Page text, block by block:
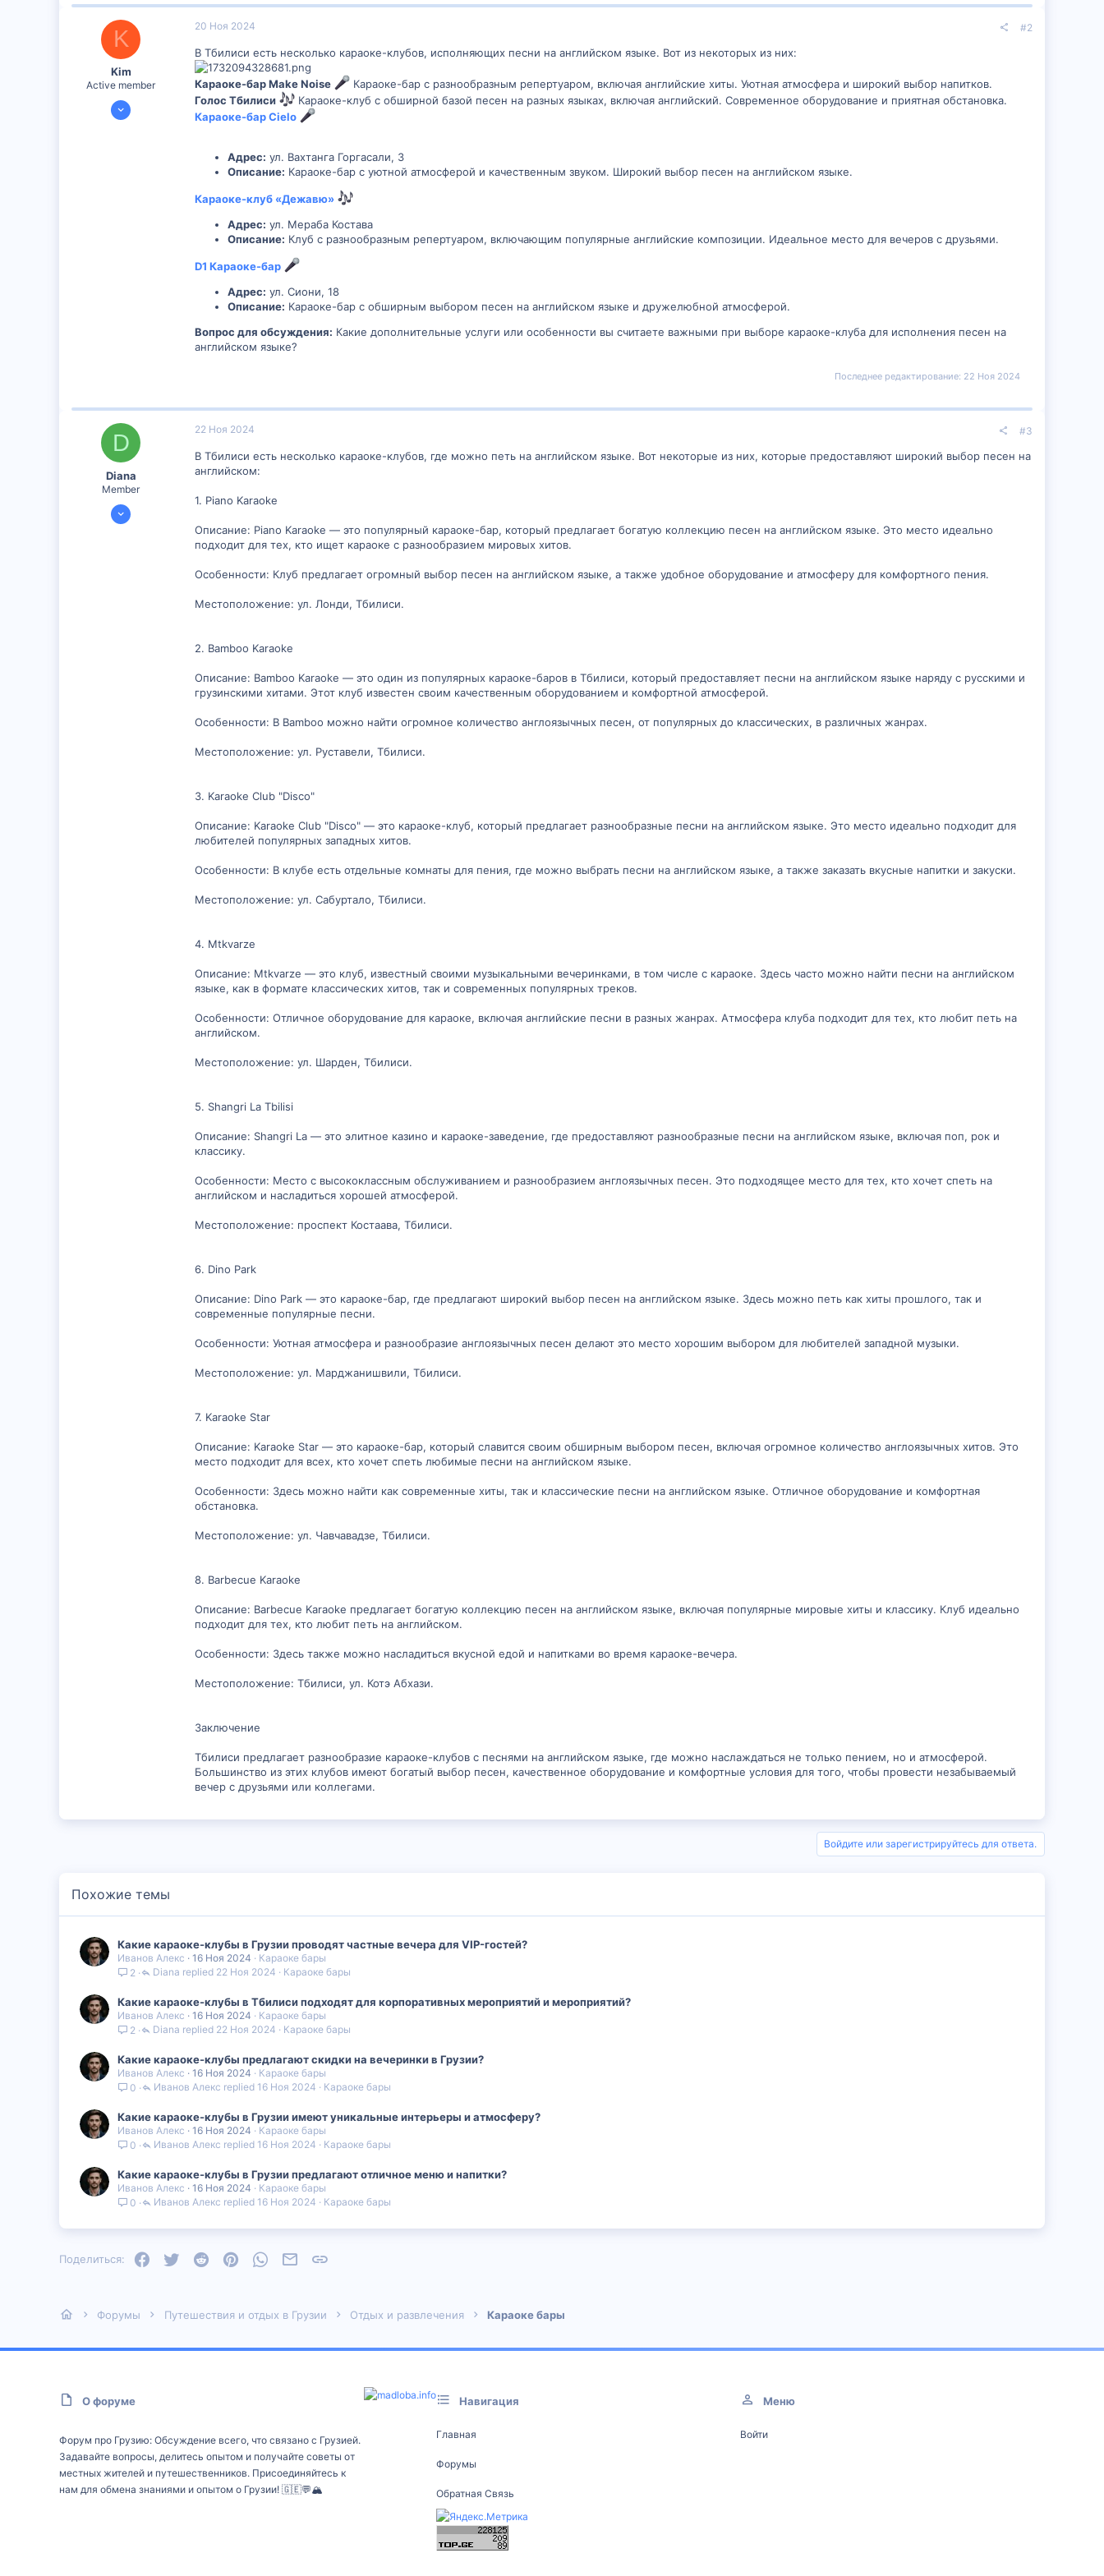
K
Kim
Active member
15 Ноя 2024
20 Ноя 2024 #2
В Тбилиси есть несколько караоке-клубов, исполняющих песни на английском языке. Вот из некоторых из них:
Караоке-бар Make Noise
Караоке-бар с разнообразным репертуаром, включая английские хиты. Уютная атмосфера и широкий выбор напитков.
Голос Тбилиси
Караоке-клуб с обширной базой песен на разных языках, включая английский. Современное оборудование и приятная обстановка.
Караоке-бар Cielo
Адрес: ул. Вахтанга Горгасали, 3
Описание: Караоке-бар с уютной атмосферой и качественным звуком. Широкий выбор песен на английском языке.
Караоке-клуб «Дежавю»
Адрес: ул. Мераба Костава
Описание: Клуб с разнообразным репертуаром, включающим популярные английские композиции. Идеальное место для вечеров с друзьями.
D1 Караоке-бар
Адрес: ул. Сиони, 18
Описание: Караоке-бар с обширным выбором песен на английском языке и дружелюбной атмосферой.
Вопрос для обсуждения: Какие дополнительные услуги или особенности вы считаете важными при выборе караоке-клуба для исполнения песен на
английском языке?
Последнее редактирование: 22 Ноя 2024
D
Diana
Member
19 Ноя 2024
22 Ноя 2024 #3
В Тбилиси есть несколько караоке-клубов, где можно петь на английском языке. Вот некоторые из них, которые предоставляют широкий выбор песен на
английском:
1. Piano Karaoke
Описание: Piano Karaoke — это популярный караоке-бар, который предлагает богатую коллекцию песен на английском языке. Это место идеально
подходит для тех, кто ищет караоке с разнообразием мировых хитов.
Особенности: Клуб предлагает огромный выбор песен на английском языке, а также удобное оборудование и атмосферу для комфортного пения.
Местоположение: ул. Лонди, Тбилиси.
2. Bamboo Karaoke
Описание: Bamboo Karaoke — это один из популярных караоке-баров в Тбилиси, который предоставляет песни на английском языке наряду с русскими и
грузинскими хитами. Этот клуб известен своим качественным оборудованием и комфортной атмосферой.
Особенности: В Bamboo можно найти огромное количество англоязычных песен, от популярных до классических, в различных жанрах.
Местоположение: ул. Руставели, Тбилиси.
3. Karaoke Club "Disco"
Описание: Karaoke Club "Disco" — это караоке-клуб, который предлагает разнообразные песни на английском языке. Это место идеально подходит для
любителей популярных западных хитов.
Особенности: В клубе есть отдельные комнаты для пения, где можно выбрать песни на английском языке, а также заказать вкусные напитки и закуски.
Местоположение: ул. Сабуртало, Тбилиси.
4. Mtkvarze
Описание: Mtkvarze — это клуб, известный своими музыкальными вечеринками, в том числе с караоке. Здесь часто можно найти песни на английском
языке, как в формате классических хитов, так и современных популярных треков.
Особенности: Отличное оборудование для караоке, включая английские песни в разных жанрах. Атмосфера клуба подходит для тех, кто любит петь на
английском.
Местоположение: ул. Шарден, Тбилиси.
5. Shangri La Tbilisi
Описание: Shangri La — это элитное казино и караоке-заведение, где предоставляют разнообразные песни на английском языке, включая поп, рок и
классику.
Особенности: Место с высококлассным обслуживанием и разнообразием англоязычных песен. Это подходящее место для тех, кто хочет спеть на
английском и насладиться хорошей атмосферой.
Местоположение: проспект Костаава, Тбилиси.
6. Dino Park
Описание: Dino Park — это караоке-бар, где предлагают широкий выбор песен на английском языке. Здесь можно петь как хиты прошлого, так и
современные популярные песни.
Особенности: Уютная атмосфера и разнообразие англоязычных песен делают это место хорошим выбором для любителей западной музыки.
Местоположение: ул. Марджанишвили, Тбилиси.
7. Karaoke Star
Описание: Karaoke Star — это караоке-бар, который славится своим обширным выбором песен, включая огромное количество англоязычных хитов. Это
место подходит для всех, кто хочет спеть любимые песни на английском языке.
Особенности: Здесь можно найти как современные хиты, так и классические песни на английском языке. Отличное оборудование и комфортная
обстановка.
Местоположение: ул. Чавчавадзе, Тбилиси.
8. Barbecue Karaoke
Описание: Barbecue Karaoke предлагает богатую коллекцию песен на английском языке, включая популярные мировые хиты и классику. Клуб идеально
подходит для тех, кто любит петь на английском.
Особенности: Здесь также можно насладиться вкусной едой и напитками во время караоке-вечера.
Местоположение: Тбилиси, ул. Котэ Абхази.
Заключение
Тбилиси предлагает разнообразие караоке-клубов с песнями на английском языке, где можно наслаждаться не только пением, но и атмосферой.
Большинство из этих клубов имеют богатый выбор песен, качественное оборудование и комфортные условия для того, чтобы провести незабываемый
вечер с друзьями или коллегами.
Войдите или зарегистрируйтесь для ответа.
Похожие темы
Какие караоке-клубы в Грузии проводят частные вечера для VIP-гостей?
Иванов Алекс 16 Ноя 2024
Караоке бары
2
Караоке бары
22 Ноя 2024
Diana
Какие караоке-клубы в Тбилиси подходят для корпоративных мероприятий и мероприятий?
Иванов Алекс 16 Ноя 2024
Караоке бары
2
Караоке бары
22 Ноя 2024
Diana
Какие караоке-клубы предлагают скидки на вечеринки в Грузии?
Иванов Алекс 16 Ноя 2024
Караоке бары
0
Караоке бары
16 Ноя 2024
Иванов Алекс
Какие караоке-клубы в Грузии имеют уникальные интерьеры и атмосферу?
Иванов Алекс 16 Ноя 2024
Караоке бары
0
Караоке бары
16 Ноя 2024
Иванов Алекс
Какие караоке-клубы в Грузии предлагают отличное меню и напитки?
Иванов Алекс 16 Ноя 2024
Караоке бары
0
Караоке бары
16 Ноя 2024
Иванов Алекс
Поделиться: Facebook
Twitter Reddit PinterestWhatsAppЭлектронная почта
Форумы Путешествия и отдых в Грузии Отдых и развлечения Караоке бары
О форуме
Форум про Грузию: Обсуждение всего, что связано с Грузией.
Задавайте вопросы, делитесь опытом и получайте советы от
местных жителей и путешественников. Присоединяйтесь к
нам для обмена знаниями и опытом о Грузии! 🇬🇪💬🏔️
Навигация
Главная
Форумы
Обратная Связь
Меню
Войти